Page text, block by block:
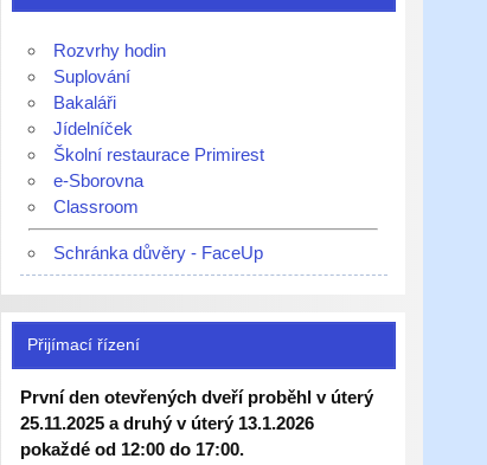
Rozvrhy hodin
Suplování
Bakaláři
Jídelníček
Školní restaurace Primirest
e-Sborovna
Classroom
Schránka důvěry - FaceUp
Přijímací řízení
První den otevřených dveří proběhl v úterý
25.11.2025 a druhý v úterý 13.1.2026
pokaždé od 12:00 do 17:00.